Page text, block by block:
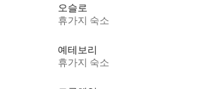
오슬로
휴가지 숙소
예테보리
휴가지 숙소